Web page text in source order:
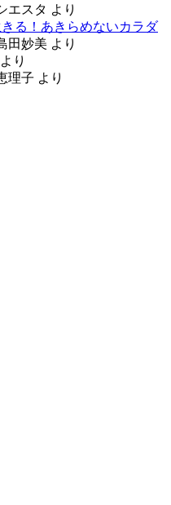
エスタ より
る！あきらめないカラダ
田妙美 より
より
理子 より